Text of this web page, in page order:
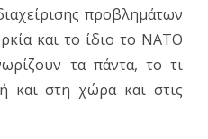
προβλημάτων
και το ίδιο το ΝΑΤΟ
τα πάντα, το τι
και στη χώρα και στις